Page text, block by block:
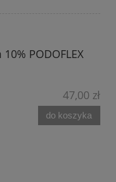
PODOFLEX
47,00 zł
do koszyka